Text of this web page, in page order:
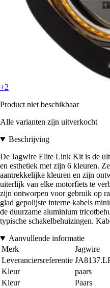
+2
Product niet beschikbaar
Alle varianten zijn uitverkocht
Beschrijving
De Jagwire Elite Link Kit is de
en esthetiek met zijn 6 kleuren.
aantrekkelijke kleuren en zijn
uiterlijk van elke motorfiets te
zijn ontworpen voor gebruik op
glad gepolijste interne kabels
de duurzame aluminium
typische schakelbehuizingen.
Aanvullende informatie
Merk
Jagwire
Leveranciersreferentie
Kleur
paars
Kleur
Paars